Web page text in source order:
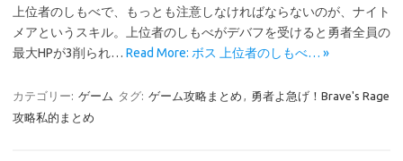
上位者のしもべで、もっとも注意しなければならないのが、ナイト
メアというスキル。上位者のしもべがデバフを受けると勇者全員の
最大HPが3削られ… Read More: ボス 上位者のしもべ… »
カテゴリー: ゲーム タグ: ゲーム攻略まとめ , 勇者よ急げ！Brave's Rage
攻略私的まとめ